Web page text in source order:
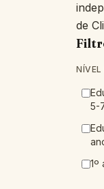
de
NÍVEL
5-
1º